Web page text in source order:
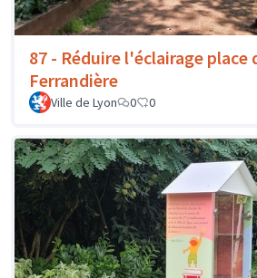
87 - Réduire l'éclairage place
Ferrandière
Ville de Lyon 0 0